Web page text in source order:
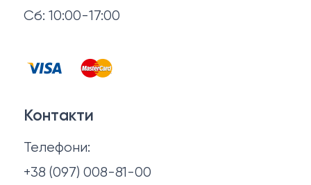
Сб: 10:00-17:00
Запальнички
Відгуки
Договір оферти
Політика конфіденційності
Про нас
Контакти
Телефони:
+38 (097) 008-81-00